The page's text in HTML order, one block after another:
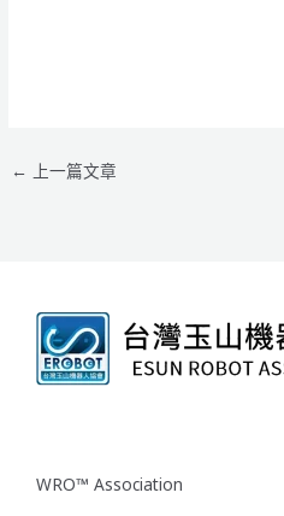
← 上一篇文章
WRO™ Association